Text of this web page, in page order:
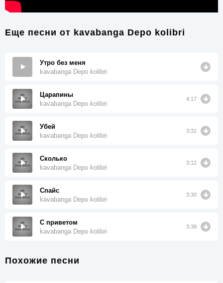
Еще песни от kavabanga Depo kolibri
Утро без меня
kavabanga Depo kolibri
Царапины
kavabanga Depo kolibri
4:17
Убей
kavabanga Depo kolibri
3:31
Сколько
kavabanga Depo kolibri
3:12
Спайс
kavabanga Depo kolibri
3:30
С приветом
kavabanga Depo kolibri
3:38
Похожие песни